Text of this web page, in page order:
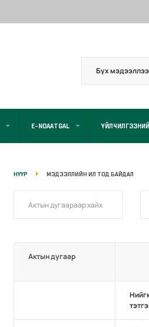
E-NDAATGAL
НҮҮР МЭДЭЭЛЛИЙН ИЛ ТОД БАЙДАЛ
Актын дугаар